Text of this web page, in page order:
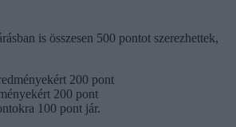
is összesen 500 pontot szerezhettek,
200 pont
200 pont
100 pont jár.